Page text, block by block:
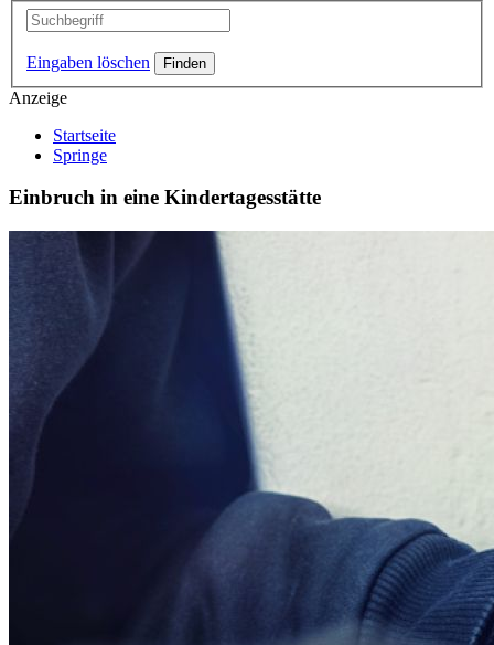
Eingaben löschen
Anzeige
Startseite
Springe
Einbruch in eine Kindertagesstätte